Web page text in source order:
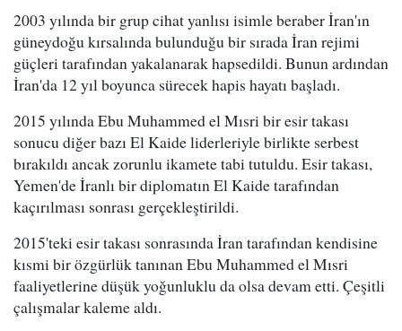
2003 yılında bir grup cihat yanlısı isimle beraber İran'ın
güneydoğu kırsalında bulunduğu bir sırada İran rejimi
güçleri tarafından yakalanarak hapsedildi. Bunun ardından
İran'da 12 yıl boyunca sürecek hapis hayatı başladı.
2015 yılında Ebu Muhammed el Mısri bir esir takası
sonucu diğer bazı El Kaide liderleriyle birlikte serbest
bırakıldı ancak zorunlu ikamete tabi tutuldu. Esir takası,
Yemen'de İranlı bir diplomatın El Kaide tarafından
kaçırılması sonrası gerçekleştirildi.
2015'teki esir takası sonrasında İran tarafından kendisine
kısmi bir özgürlük tanınan Ebu Muhammed el Mısri
faaliyetlerine düşük yoğunluklu da olsa devam etti. Çeşitli
çalışmalar kaleme aldı.